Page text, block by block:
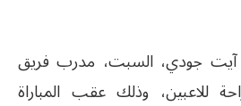
آيت جودي، السبت، مدرب فريق
للاعبين، وذلك عقب المباراة